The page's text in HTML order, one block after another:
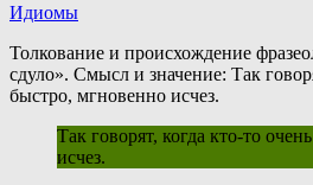
Идиомы
Толкование и происхождение
сдуло». Смысл и значение: Так
быстро, мгновенно исчез.
Так говорят, когда кто-то
исчез.